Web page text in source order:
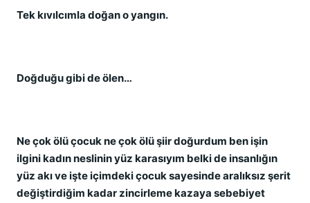
Tek kıvılcımla doğan o yangın.
Doğduğu gibi de ölen…
Ne çok ölü çocuk ne çok ölü şiir doğurdum ben işin
ilgini kadın neslinin yüz karasıyım belki de insanlığın
yüz akı ve işte içimdeki çocuk sayesinde aralıksız şerit
değiştirdiğim kadar zincirleme kazaya sebebiyet